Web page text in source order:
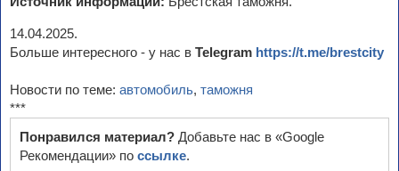
14.04.2025.
Больше интересного - у нас в Telegram https://t.me/brestcity
Новости по теме: автомобиль, таможня
***
Понравился материал? Добавьте нас в «Google
Рекомендации» по ссылке.